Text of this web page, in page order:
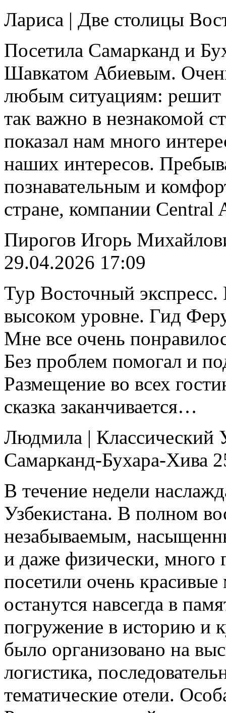
Лариса | Две столицы
Посетила Самарканд и
Шавкатом Абиевым.
любым ситуациям: решит
так важно в незнакомой
показал нам много
наших интересов.
познавательным и
стране, компании Central
Пирогов Игорь
29.04.2026 17:09
Тур Восточный
высоком уровне. Гид
Мне все очень
Без проблем помогал и
Размещение во всех
сказка заканчивается…
Людмила | Классический
Самарканд-Бухара-Хива
В течение недели
Узбекистана. В полном
незабываемым,
и даже физически, много
посетили очень
останутся навсегда в
погружение в историю и
было организовано на
логистика,
тематические отели.